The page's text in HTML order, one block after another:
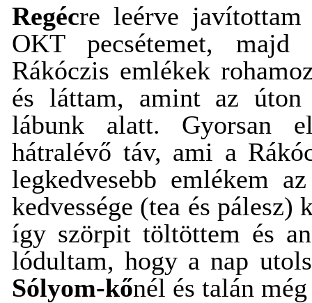
Regécre leérve javítottam
OKT pecsétemet,
Rákóczis emlékek
és láttam, amint az
lábunk alatt. Gyorsan
hátralévő táv, ami a
legkedvesebb emlékem
kedvessége (tea és
így szörpit töltöttem és
lódultam, hogy a nap
Sólyom-kőnél és talán